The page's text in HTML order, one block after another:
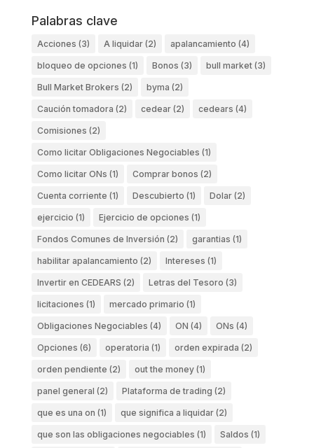
Palabras clave
Acciones (3) A liquidar(2) apalancamiento (4)
bloqueo de opciones (1) Bonos (3) bull market(3)
Bull Market Brokers (2) byma (2)
Caución tomadora (2) cedear(2) cedears (4)
Comisiones (2)
Como licitar Obligaciones Negociables (1)
Como licitar ONs (1) Comprar bonos (2)
Cuenta corriente (1) Descubierto (1) Dolar(2)
ejercicio (1) Ejercicio de opciones (1)
Fondos Comunes de Inversión (2) garantias (1)
habilitar apalancamiento (2) Intereses (1)
Invertir en CEDEARS (2) Letras del Tesoro (3)
licitaciones (1) mercado primario (1)
Obligaciones Negociables (4) ON (4) ONs (4)
Opciones (6) operatoria (1) orden expirada (2)
orden pendiente (2) out the money(1)
panel general (2) Plataforma de trading (2)
que es una on (1) que significa a liquidar(2)
que son las obligaciones negociables (1) Saldos (1)